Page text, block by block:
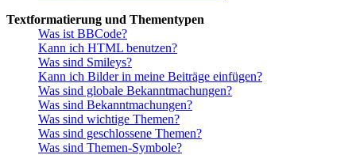
Textformatierung und Thementypen
Was ist BBCode?
Kann ich HTML benutzen?
Was sind Smileys?
Kann ich Bilder in meine Beiträge einfügen?
Was sind globale Bekanntmachungen?
Was sind Bekanntmachungen?
Was sind wichtige Themen?
Was sind geschlossene Themen?
Was sind Themen-Symbole?